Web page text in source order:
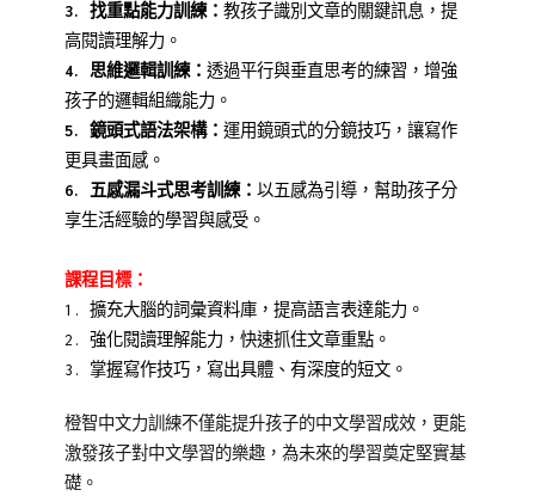
3. 找重點能力訓練： 教孩子識別文章的關鍵訊息，提
高閱讀理解力。
4. 思維邏輯訓練： 透過平行與垂直思考的練習，增強
孩子的邏輯組織能力。
5. 鏡頭式語法架構： 運用鏡頭式的分鏡技巧，讓寫作
更具畫面感。
6. 五感漏斗式思考訓練： 以五感為引導，幫助孩子分
享生活經驗的學習與感受。
課程目標：
1. 擴充大腦的詞彙資料庫，提高語言表達能力。
2. 強化閱讀理解能力，快速抓住文章重點。
3. 掌握寫作技巧，寫出具體、有深度的短文。
橙智中文力訓練不僅能提升孩子的中文學習成效，更能
激發孩子對中文學習的樂趣，為未來的學習奠定堅實基
礎。